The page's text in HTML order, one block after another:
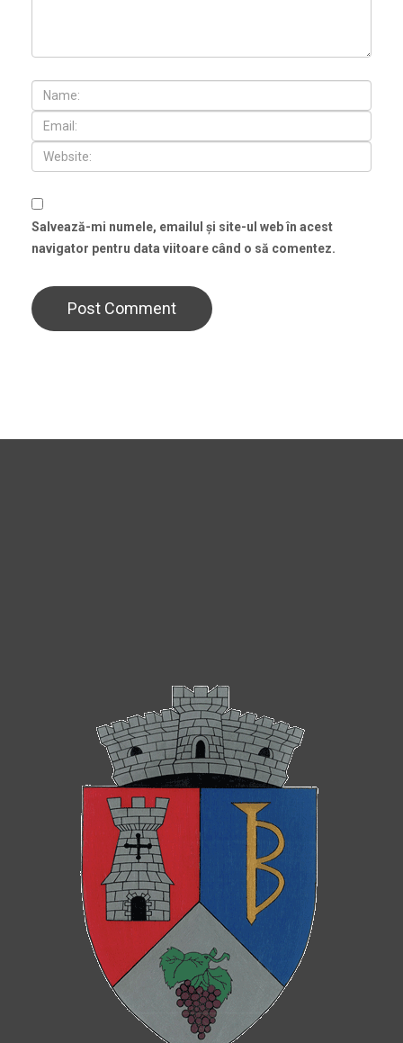
Salvează-mi numele, emailul și site-ul web în acest
navigator pentru data viitoare când o să comentez.